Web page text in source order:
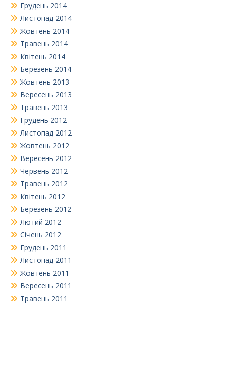
Грудень 2014
Листопад 2014
Жовтень 2014
Травень 2014
Квітень 2014
Березень 2014
Жовтень 2013
Вересень 2013
Травень 2013
Грудень 2012
Листопад 2012
Жовтень 2012
Вересень 2012
Червень 2012
Травень 2012
Квітень 2012
Березень 2012
Лютий 2012
Січень 2012
Грудень 2011
Листопад 2011
Жовтень 2011
Вересень 2011
Травень 2011